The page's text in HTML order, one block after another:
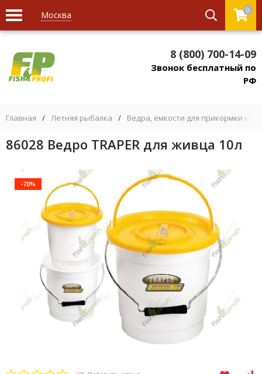
Москва 0
8 (800) 700-14-09
Звонок бесплатный по
РФ
Главная / Летняя рыбалка / Ведра, емкости для прикормки и
86028 Ведро TRAPER для живца 10л
-70%